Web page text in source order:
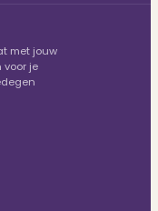
met jouw
voor je